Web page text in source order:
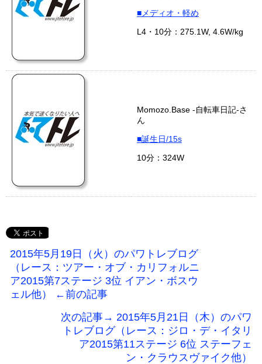
■メディオ・軽め
L4・10分：275.1W, 4.6W/kg
Momozo.Base -自転車日記-さ
ん
■誕生日/15s
10分：324W
2015年5月19日（火）のパワトレブログ
（レース：ツアー・オブ・カリフォルニ
ア2015第7ステージ 3位 イアン・ボスウ
ェル他） ←前の記事
次の記事→ 2015年5月21日（木）のパワ
トレブログ（レース：ジロ・デ・イタリ
ア2015第11ステージ 6位 ステーフェ
ン・クラウスヴァイク他）